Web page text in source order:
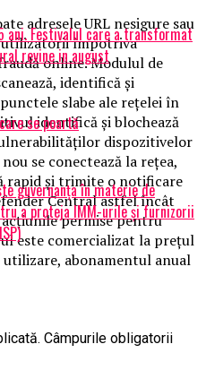
adresele URL nesigure sau
utilizatorii împotriva
online. Modulul de
identifică şi
slabe ale reţelei în
identifică şi blochează
dispozitivelor
se conectează la reţea,
rapid şi trimite o notificare
Central astfel încât
permise pentru
este comercializat la preţul
abonamentul anual
ani. Festivalul care a transformat
revine in august
se poartă
guvernanța în materie de
a proteja IMM-urile și furnizorii
Câmpurile obligatorii